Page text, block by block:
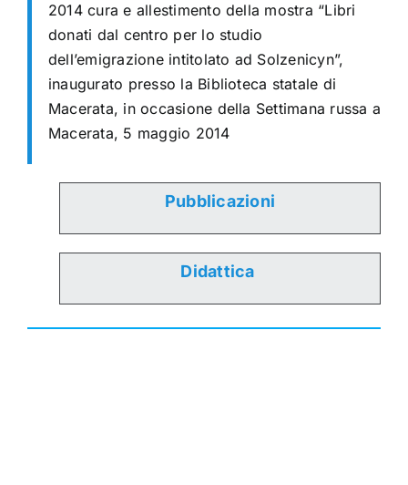
2014 cura e allestimento della mostra “Libri
donati dal centro per lo studio
dell’emigrazione intitolato ad Solzenicyn”,
inaugurato presso la Biblioteca statale di
Macerata, in occasione della Settimana russa a
Macerata, 5 maggio 2014
Pubblicazioni
Didattica